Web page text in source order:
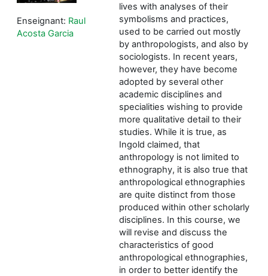
lives with analyses of their
symbolisms and practices,
used to be carried out mostly
by anthropologists, and also by
sociologists. In recent years,
however, they have become
adopted by several other
academic disciplines and
specialities wishing to provide
more qualitative detail to their
studies. While it is true, as
Ingold claimed, that
anthropology is not limited to
ethnography, it is also true that
anthropological ethnographies
are quite distinct from those
produced within other scholarly
disciplines. In this course, we
will revise and discuss the
characteristics of good
anthropological ethnographies,
in order to better identify the
Enseignant: Raul
Acosta Garcia